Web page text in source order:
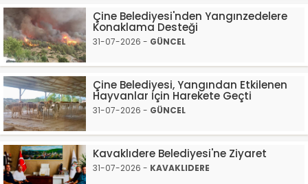
Çine Belediyesi'nden Yangınzedelere
Konaklama Desteği
31-07-2026 - GÜNCEL
Çine Belediyesi, Yangından Etkilenen
Hayvanlar İçin Harekete Geçti
31-07-2026 - GÜNCEL
Kavaklıdere Belediyesi'ne Ziyaret
31-07-2026 - KAVAKLIDERE